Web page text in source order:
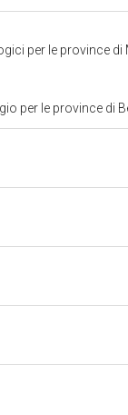
per le province
per le province di